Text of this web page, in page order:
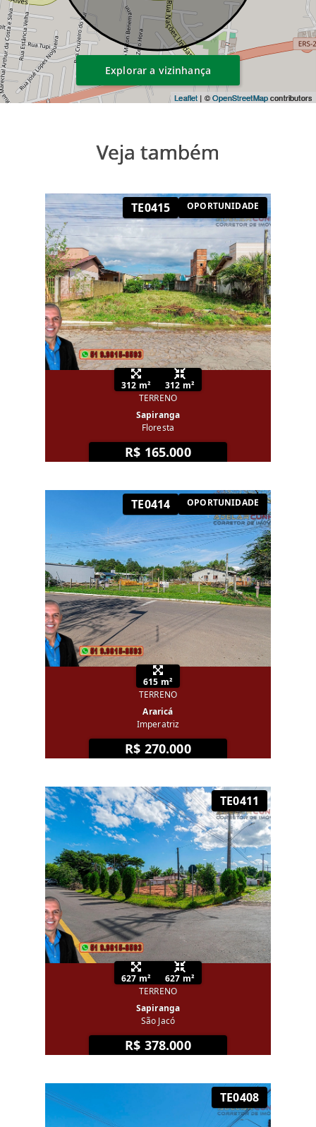
Leaflet | ©OpenStreetMapcontributors
Explorar a vizinhança
Veja também
TE0415 OPORTUNIDADE
312 m²
312 m²
TERRENO
Sapiranga
Floresta
R$ 165.000
TE0414 OPORTUNIDADE
615 m²
TERRENO
Araricá
Imperatriz
R$ 270.000
TE0411
627 m²
627 m²
TERRENO
Sapiranga
São Jacó
R$ 378.000
TE0408